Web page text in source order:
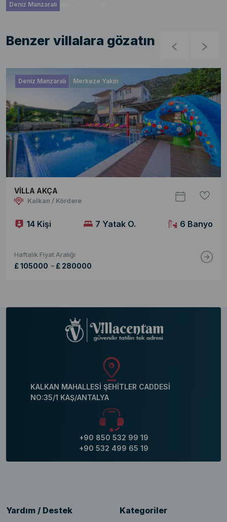
Deniz Manzaralı
Benzer villalara gözatın
Deniz Manzaralı Merkeze Yakın
VİLLA AKÇA
Kalkan / Kördere
14 Kişi 7 Yatak O. 6 Banyo
Haftalık Fiyat Aralığı
£ 105000 - £ 280000
KALKAN MAHALLESİ ŞEHİTLER CADDESİ
NO:35/1 KAŞ/ANTALYA
+90 850 532 99 19
+90 532 499 65 19
Yardım / Destek Kategoriler